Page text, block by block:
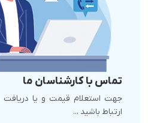
تماس با کارشناسان ما
جهت استعلام قیمت و یا دریافت
ارتباط باشید ...